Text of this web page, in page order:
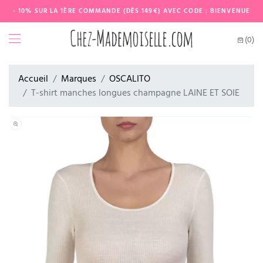
- 10% SUR LA 1ÈRE COMMANDE (DÈS 149€) AVEC CODE : BIENVENUE
(0)
Accueil Marques
OSCALITO
T-shirt manches longues champagne LAINE ET SOIE